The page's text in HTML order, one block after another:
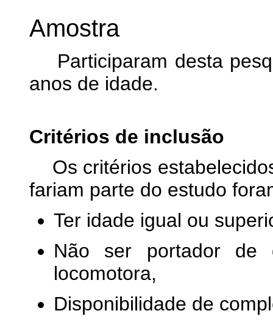
Amostra
Participaram desta
anos de idade.
Critérios de inclusão
Os critérios
fariam parte do estudo
Ter idade igual ou
Não ser portador de
locomotora,
Disponibilidade de